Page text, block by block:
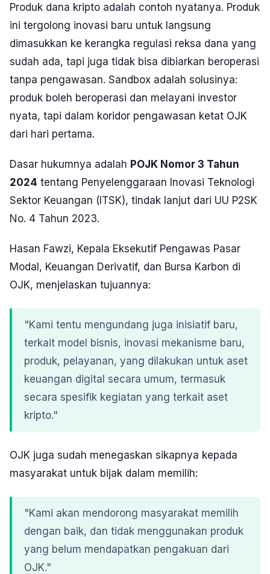
Produk dana kripto adalah contoh nyatanya. Produk
ini tergolong inovasi baru untuk langsung
dimasukkan ke kerangka regulasi reksa dana yang
sudah ada, tapi juga tidak bisa dibiarkan beroperasi
tanpa pengawasan. Sandbox adalah solusinya:
produk boleh beroperasi dan melayani investor
nyata, tapi dalam koridor pengawasan ketat OJK
dari hari pertama.
Dasar hukumnya adalah POJK Nomor 3 Tahun
2024 tentang Penyelenggaraan Inovasi Teknologi
Sektor Keuangan (ITSK), tindak lanjut dari UU P2SK
No. 4 Tahun 2023.
Hasan Fawzi, Kepala Eksekutif Pengawas Pasar
Modal, Keuangan Derivatif, dan Bursa Karbon di
OJK, menjelaskan tujuannya:
"Kami tentu mengundang juga inisiatif baru,
terkait model bisnis, inovasi mekanisme baru,
produk, pelayanan, yang dilakukan untuk aset
keuangan digital secara umum, termasuk
secara spesifik kegiatan yang terkait aset
kripto."
OJK juga sudah menegaskan sikapnya kepada
masyarakat untuk bijak dalam memilih:
"Kami akan mendorong masyarakat memilih
dengan baik, dan tidak menggunakan produk
yang belum mendapatkan pengakuan dari
OJK."